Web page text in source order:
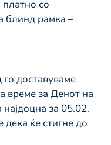
со
блинд рамка –
доставуваме
време за Денот на
за 05.02.
дека ќе стигне до